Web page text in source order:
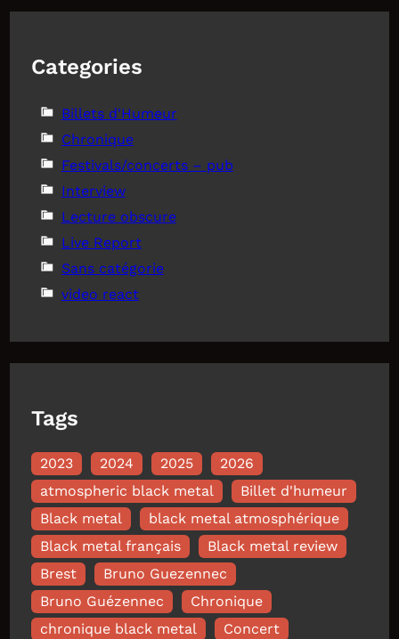
Categories
Billets d'Humeur
Chronique
Festivals/concerts – pub
Interview
Lecture obscure
Live Report
Sans catégorie
video react
Tags
2023 2024 2025
2026
atmospheric black metal
Billet d'humeur
Black metal
black metal atmosphérique
Black metal français
Black metal review
Brest
Bruno Guezennec
Bruno Guézennec
Chronique
chronique black metal
Concert